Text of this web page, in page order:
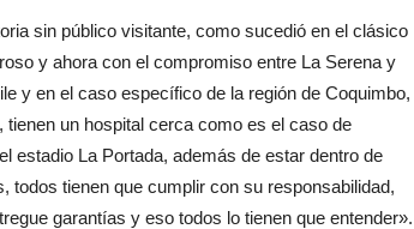
sin público visitante, como sucedió en el clásico
y ahora con el compromiso entre La Serena y
y en el caso específico de la región de Coquimbo,
un hospital cerca como es el caso de
estadio La Portada, además de estar dentro de
todos tienen que cumplir con su responsabilidad,
garantías y eso todos lo tienen que entender».